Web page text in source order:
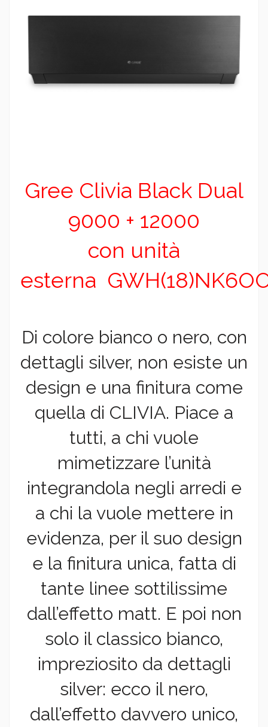
Gree Clivia Black Dual
9000 + 12000
con unità
esterna
Di colore bianco o nero, con
dettagli silver, non esiste un
design e una finitura come
quella di CLIVIA. Piace a
tutti, a chi vuole
mimetizzare l’unità
integrandola negli arredi e
a chi la vuole mettere in
evidenza, per il suo design
e la finitura unica, fatta di
tante linee sottilissime
dall’effetto matt. E poi non
solo il classico bianco,
impreziosito da dettagli
silver: ecco il nero,
dall’effetto davvero unico,